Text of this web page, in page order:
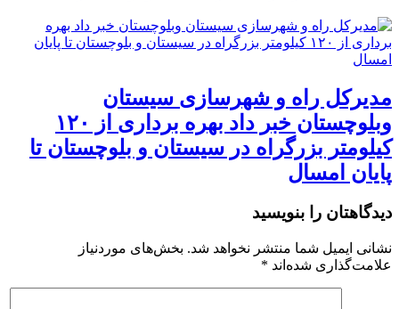
مدیرکل راه و شهرسازی سیستان
وبلوچستان خبر داد بهره برداری از ۱۲۰
کیلومتر بزرگراه در سیستان و بلوچستان تا
پایان امسال
دیدگاهتان را بنویسید
نشانی ایمیل شما منتشر نخواهد شد. بخش‌های موردنیاز
علامت‌گذاری شده‌اند *